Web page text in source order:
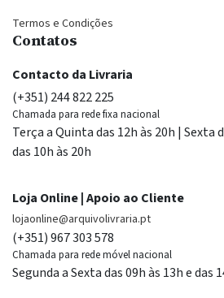
Termos e Condições
Contatos
Contacto da Livraria
(+351) 244 822 225
Chamada para rede fixa nacional
Terça a Quinta das 12h às 20h | Sexta
das 10h às 20h
Loja Online | Apoio ao Cliente
lojaonline@arquivolivraria.pt
(+351) 967 303 578
Chamada para rede móvel nacional
Segunda a Sexta das 09h às 13h e das